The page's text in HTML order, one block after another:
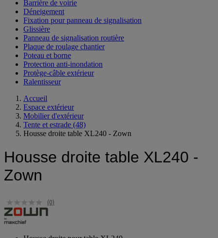
Barrière de voirie
Déneigement
Fixation pour panneau de signalisation
Glissière
Panneau de signalisation routière
Plaque de roulage chantier
Poteau et borne
Protection anti-inondation
Protège-câble extérieur
Accueil
Espace extérieur
Mobilier d'extérieur
Tente et estrade (48)
Housse droite table XL240 -
Zown
(0)